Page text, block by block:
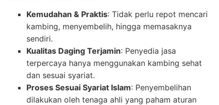
Kemudahan & Praktis: Tidak perlu repot mencari
kambing, menyembelih, hingga memasaknya
sendiri.
Kualitas Daging Terjamin: Penyedia jasa
terpercaya hanya menggunakan kambing sehat
dan sesuai syariat.
Proses Sesuai Syariat Islam: Penyembelihan
dilakukan oleh tenaga ahli yang paham aturan